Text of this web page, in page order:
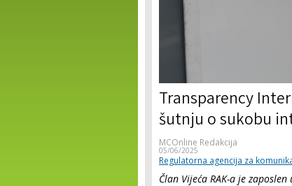
Transparency
šutnju o sukobu
MCOnline Redakcija
05/06/2025
Regulatorna agencija za
Član Vijeća RAK-a je